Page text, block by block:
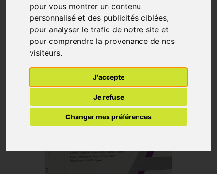
pour vous montrer un contenu
personnalisé et des publicités ciblées,
pour analyser le trafic de notre site et
pour comprendre la provenance de nos
visiteurs.
J'accepte
Je refuse
Changer mes préférences
AQUACEL